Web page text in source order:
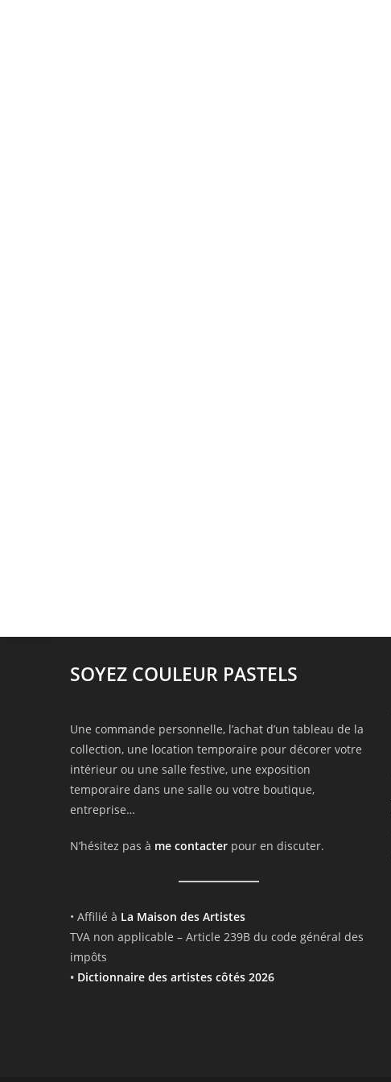
SOYEZ COULEUR PASTELS
Une commande personnelle, l’achat d’un tableau de la
collection, une location temporaire pour décorer votre
intérieur ou une salle festive, une exposition
temporaire dans une salle ou votre boutique,
entreprise…
N’hésitez pas à me contacter pour en discuter.
• Affilié à La Maison des Artistes
TVA non applicable – Article 239B du code général des
impôts
• Dictionnaire des artistes côtés 2026